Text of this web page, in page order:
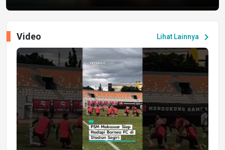
Lihat Lainnya chevron_right
Video